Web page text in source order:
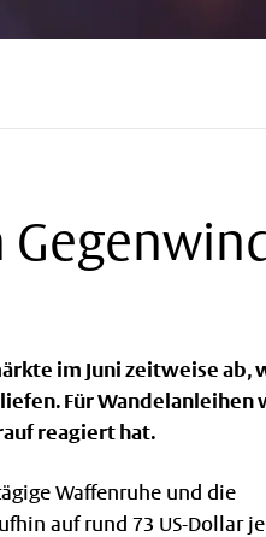
im Juni zeitweise ab,
Für Wandelanleihen
reagiert hat.
Waffenruhe und die
auf rund 73 US-Dollar